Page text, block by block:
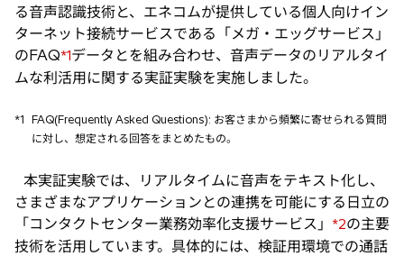
る音声認識技術と、エネコムが提供している個人向けイン
ターネット接続サービスである「メガ・エッグサービス」
のFAQ*1データとを組み合わせ、音声データのリアルタイ
ムな利活用に関する実証実験を実施しました。
*1 FAQ(Frequently Asked Questions): お客さまから頻繁に寄せられる質問
に対し、想定される回答をまとめたもの。
本実証実験では、リアルタイムに音声をテキスト化し、
さまざまなアプリケーションとの連携を可能にする日立の
「コンタクトセンター業務効率化支援サービス」
*2の主要
技術を活用しています。具体的には、検証用環境での通話